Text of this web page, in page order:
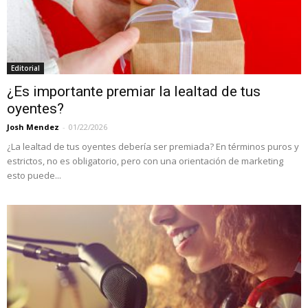
Editorial
¿Es importante premiar la lealtad de tus
oyentes?
Josh Mendez - 01/22/2026
¿La lealtad de tus oyentes debería ser premiada? En términos puros y
estrictos, no es obligatorio, pero con una orientación de marketing
esto puede...